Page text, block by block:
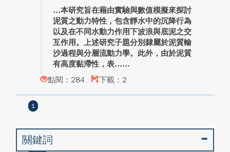
本研究旨在藉由實驗與數值模擬來探討
泥質之動力特性，包含靜水中的沉降行為
以及在不同水動力作用下波浪與底泥之交
互作用。上述研究子題分別隸屬於泥質輸
沙過程與分層流動力學。此外，由於泥質
有高度黏滯性，表...
點閱：284
下載：2
1
關鍵詞